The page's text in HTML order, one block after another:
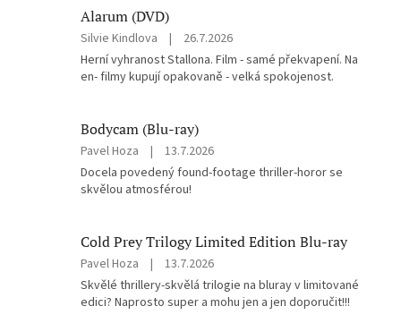
z
5
hvězdiček.
Alarum (DVD)
Hodnocení
produktu
je
5
hvězdiček.
Silvie Kindlova |
26.7.2026
Herní vyhranost Stallona. Film - samé překvapení. Na
en- filmy kupují opakovaně - velká spokojenost.
Bodycam (Blu-ray)
Hodnocení
produktu
je
5
hvězdiček.
Pavel Hoza |
13.7.2026
Docela povedený found-footage thriller-horor se
skvělou atmosférou!
Cold Prey Trilogy Limited Edition Blu-ray
Hodnocení
produktu
je
Pavel Hoza |
13.7.2026
Skvělé thrillery-skvělá trilogie na bluray v limitované
edici? Naprosto super a mohu jen a jen doporučit!!!